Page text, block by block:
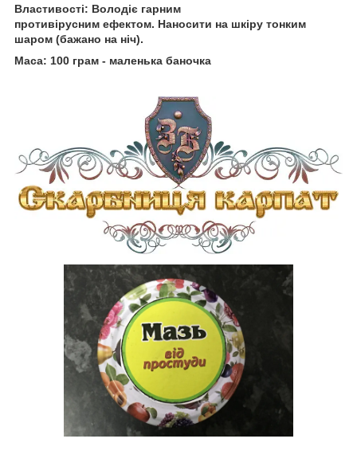
Властивості: Володіє гарним
противірусним ефектом. Наносити на шкіру тонким
шаром (бажано на ніч).
Маса: 100 грам - маленька баночка